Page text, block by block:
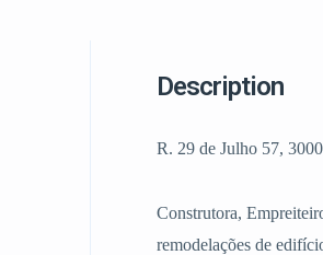
Description
R. 29 de Julho 57,
Construtora,
remodelações de